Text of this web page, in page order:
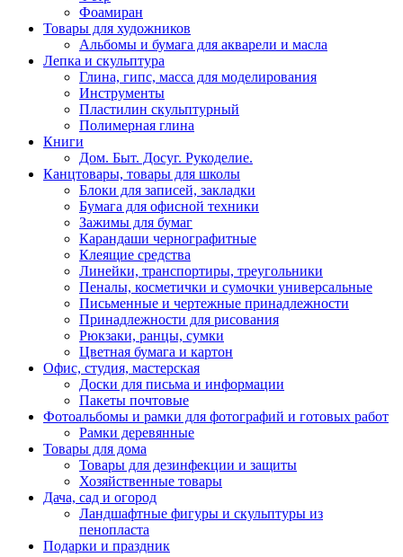
Фоамиран
Товары для художников
Альбомы и бумага для акварели и масла
Лепка и скульптура
Глина, гипс, масса для моделирования
Инструменты
Пластилин скульптурный
Полимерная глина
Книги
Дом. Быт. Досуг. Рукоделие.
Канцтовары, товары для школы
Блоки для записей, закладки
Бумага для офисной техники
Зажимы для бумаг
Карандаши чернографитные
Клеящие средства
Линейки, транспортиры, треугольники
Пеналы, косметички и сумочки универсальные
Письменные и чертежные принадлежности
Принадлежности для рисования
Рюкзаки, ранцы, сумки
Цветная бумага и картон
Офис, студия, мастерская
Доски для письма и информации
Пакеты почтовые
Фотоальбомы и рамки для фотографий и готовых работ
Рамки деревянные
Товары для дома
Товары для дезинфекции и защиты
Хозяйственные товары
Дача, сад и огород
Ландшафтные фигуры и скульптуры из
пенопласта
Подарки и праздник